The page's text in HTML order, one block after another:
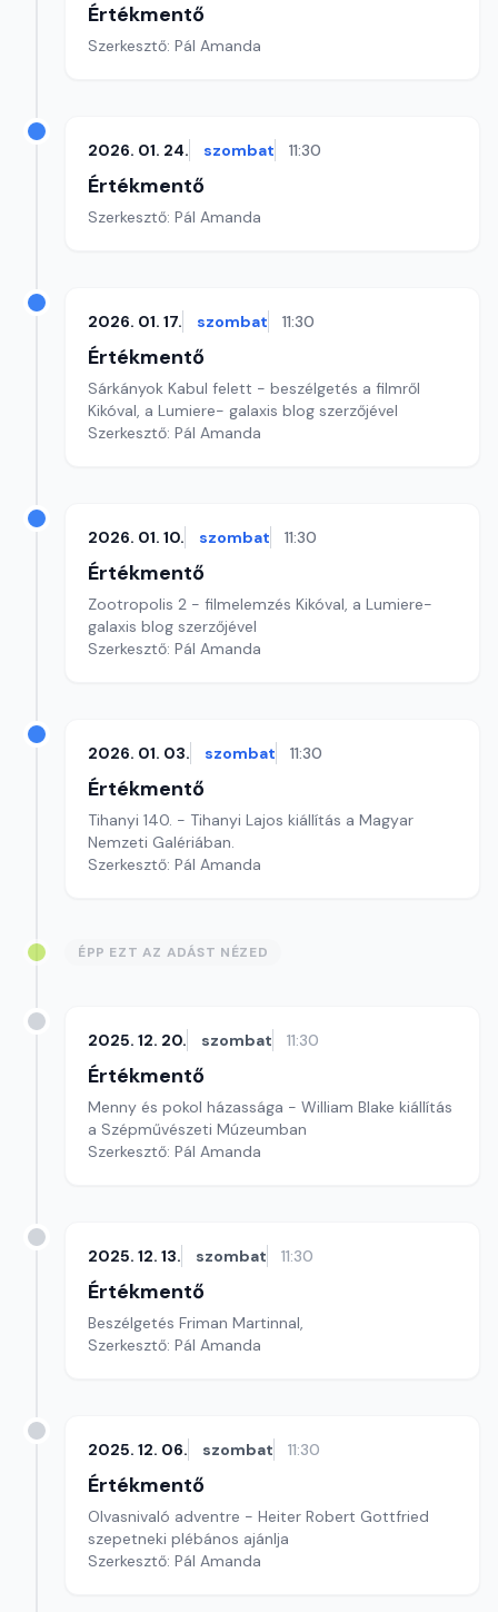
Értékmentő
Szerkesztő: Pál Amanda
2026. 01. 24. szombat 11:30
Értékmentő
Szerkesztő: Pál Amanda
2026. 01. 17. szombat 11:30
Értékmentő
Sárkányok Kabul felett - beszélgetés a filmről
Kikóval, a Lumiere- galaxis blog szerzőjével
Szerkesztő: Pál Amanda
2026. 01. 10. szombat 11:30
Értékmentő
Zootropolis 2 - filmelemzés Kikóval, a Lumiere-
galaxis blog szerzőjével
Szerkesztő: Pál Amanda
2026. 01. 03. szombat 11:30
Értékmentő
Tihanyi 140. - Tihanyi Lajos kiállítás a Magyar
Nemzeti Galériában.
Szerkesztő: Pál Amanda
ÉPP EZT AZ ADÁST NÉZED
2025. 12. 20. szombat 11:30
Értékmentő
Menny és pokol házassága - William Blake kiállítás
a Szépművészeti Múzeumban
Szerkesztő: Pál Amanda
2025. 12. 13. szombat 11:30
Értékmentő
Beszélgetés Friman Martinnal,
Szerkesztő: Pál Amanda
2025. 12. 06. szombat 11:30
Értékmentő
Olvasnivaló adventre - Heiter Robert Gottfried
szepetneki plébános ajánlja
Szerkesztő: Pál Amanda